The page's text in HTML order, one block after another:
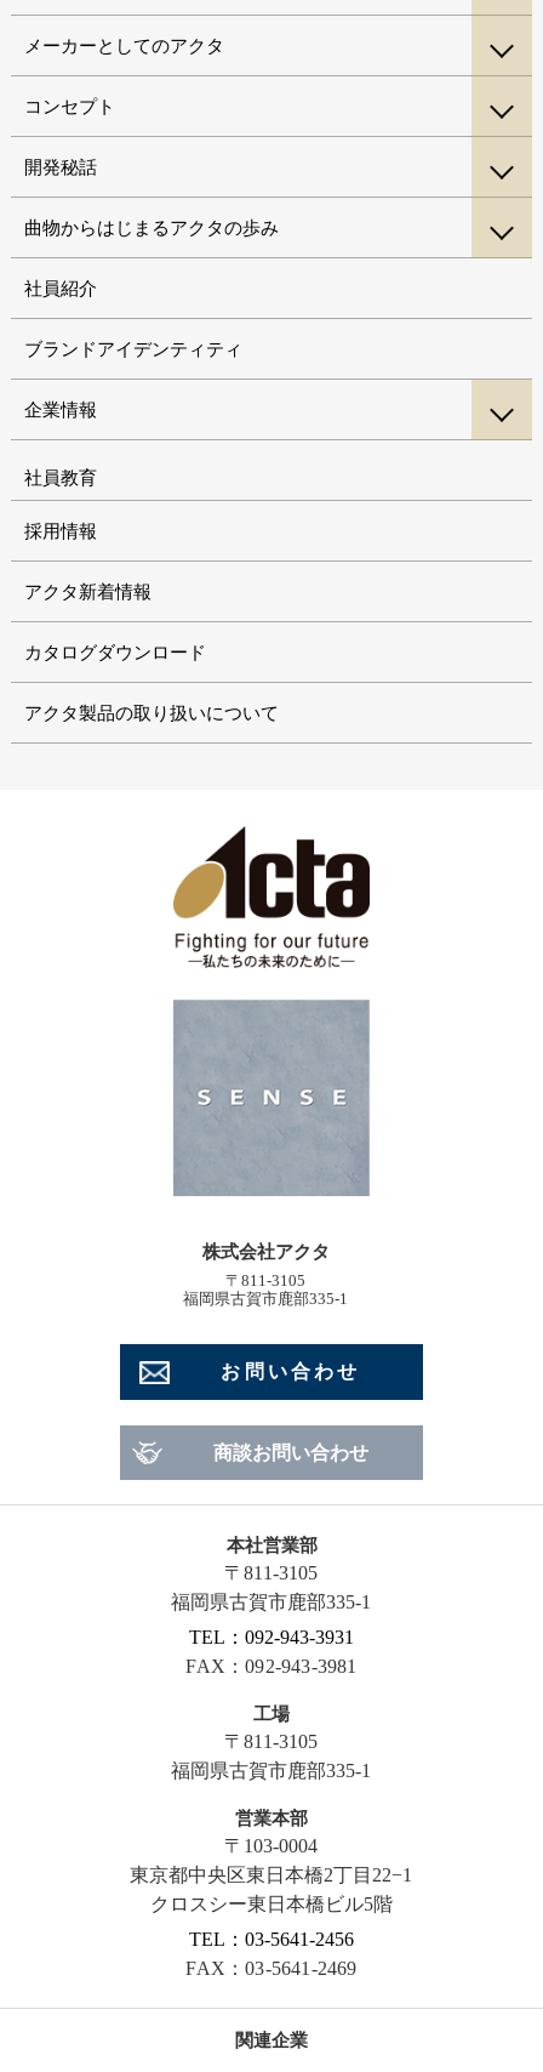
メーカーとしてのアクタ
コンセプト
開発秘話
曲物からはじまるアクタの歩み
社員紹介
ブランドアイデンティティ
企業情報
社員教育
採用情報
アクタ新着情報
カタログダウンロード
アクタ製品の取り扱いについて
株式会社アクタ
〒811-3105
福岡県古賀市鹿部335-1
お問い合わせ
商談お問い合わせ
本社営業部
〒811-3105
福岡県古賀市鹿部335-1
TEL：092-943-3931
FAX：092-943-3981
工場
〒811-3105
福岡県古賀市鹿部335-1
営業本部
〒103-0004
東京都中央区東日本橋2丁目22−1
クロスシー東日本橋ビル5階
TEL：03-5641-2456
FAX：03-5641-2469
関連企業